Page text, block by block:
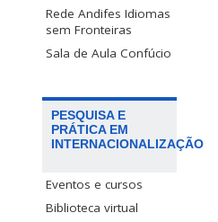
Rede Andifes Idiomas
sem Fronteiras
Sala de Aula Confúcio
PESQUISA E
PRÁTICA EM
INTERNACIONALIZAÇÃO
Eventos e cursos
Biblioteca virtual